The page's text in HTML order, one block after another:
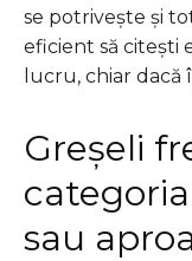
se potrivește și
eficient să citești
lucru, chiar dacă
Greșeli
sau